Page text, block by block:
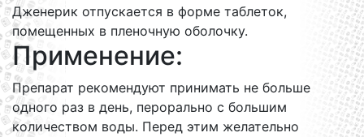
Дженерик отпускается в форме таблеток,
помещенных в пленочную оболочку.
Применение:
Препарат рекомендуют принимать не больше
одного раз в день, перорально с большим
количеством воды. Перед этим желательно